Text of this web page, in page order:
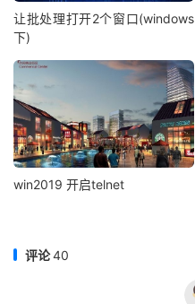
让批处理打开2个窗口(windows
下)
win2019 开启telnet
评论40